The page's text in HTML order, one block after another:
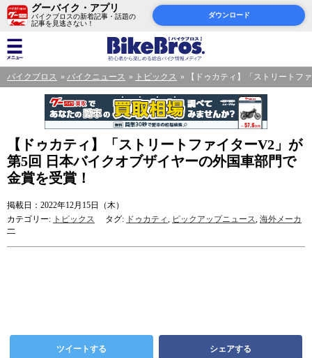
グーバイク・アプリ
バイクブロスの新着記事・話題の
記事を見逃さない！
ダウンロード
バイクブロス バイクニュース トピックス 【ドゥカティ】「ストリートフ
【ドゥカティ】「ストリートファイターV2」が
第5回 日本バイクオブザイヤーの外国車部門で
金賞を受賞！
掲載日：2022年12月15日（木）
カテゴリー: トピックス タグ: ドゥカティ, ピックアップニュース, 海外メーカ
ー
ツイートする シェアする